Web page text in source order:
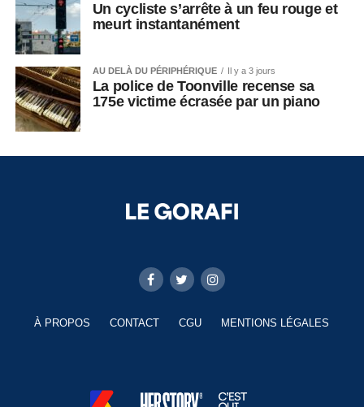
Un cycliste s’arrête à un feu rouge et
meurt instantanément
AU DELÀ DU PÉRIPHÉRIQUE Il y a 3 jours
La police de Toonville recense sa
175e victime écrasée par un piano
À PROPOS CONTACT CGU MENTIONS LÉGALES